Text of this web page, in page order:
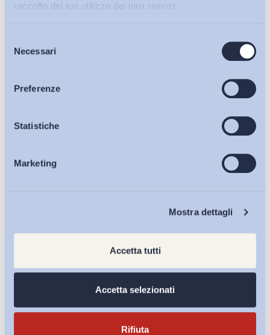
raccolto dal tuo utilizzo dei loro servizi.
delNecessari
Preferenze
Statistiche
Marketing
Mostra dettagli
Accetta tutti
Accetta selezionati
Rifiuta
Bollettini ADAPT
Articoli
Osservatori
Eventi